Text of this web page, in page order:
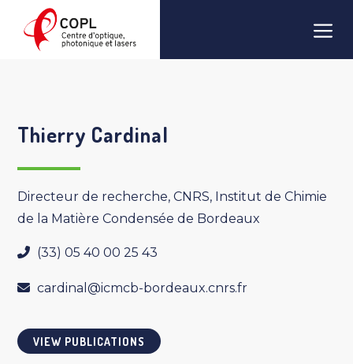
content
Thierry Cardinal
Directeur de recherche, CNRS, Institut de Chimie
de la Matière Condensée de Bordeaux
(33) 05 40 00 25 43
cardinal@icmcb-bordeaux.cnrs.fr
VIEW PUBLICATIONS